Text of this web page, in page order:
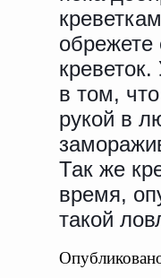
обрежете
в том,
рукой в
Так же
время,
такой